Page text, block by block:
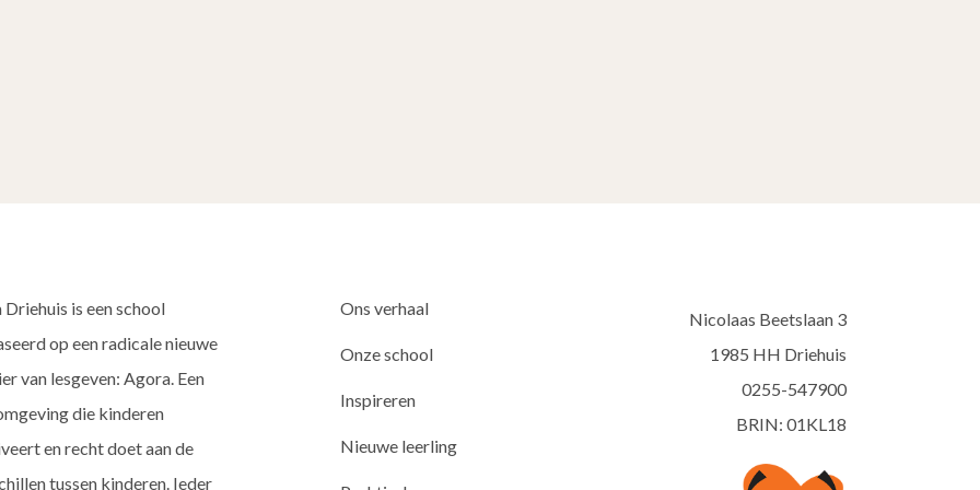
Driehuis is een school
op een radicale nieuwe
van lesgeven: Agora. Een
die kinderen
en recht doet aan de
tussen kinderen. Ieder
Ons verhaal
Onze school
Inspireren
Nieuwe leerling
Nicolaas Beetslaan 3
1985 HH Driehuis
0255-547900
BRIN: 01KL18